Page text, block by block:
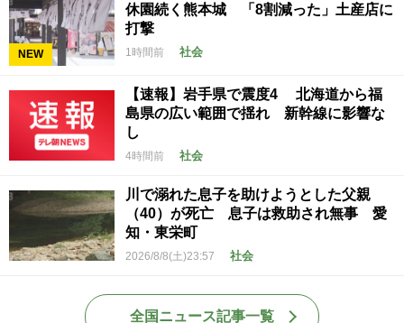
NEW
休園続く熊本城 「8割減った」土産店に
打撃
1時間前 社会
【速報】岩手県で震度4 北海道から福
島県の広い範囲で揺れ 新幹線に影響な
し
4時間前 社会
川で溺れた息子を助けようとした父親
（40）が死亡 息子は救助され無事 愛
知・東栄町
2026/8/8(土)23:57 社会
全国ニュース記事一覧